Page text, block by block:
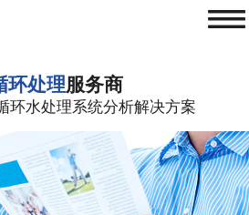
环处理服务商
环水处理系统分析解决方案
≡